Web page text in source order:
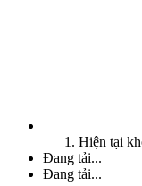
Hiện tại
Đang tải...
Đang tải...